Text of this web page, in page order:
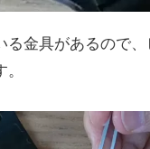
る金具があるので